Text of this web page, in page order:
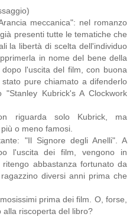
meccanica": nel romanzo
presenti tutte le tematiche che
la libertà di scelta dell'individuo
in nome del bene della
l'uscita del film, con buona
pure chiamato a difenderlo
Kubrick's A Clockwork
riguarda solo Kubrick, ma
o meno famosi.
"Il Signore degli Anelli". A
l'uscita dei film, vengono in
abbastanza fortunato da
diversi anni prima che
prima dei film. O, forse,
alla riscoperta del libro?